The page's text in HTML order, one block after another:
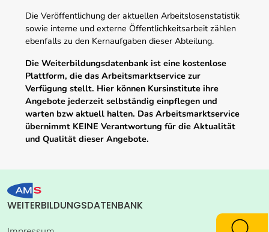
Die Veröffentlichung der aktuellen Arbeitslosenstatistik
sowie interne und externe Öffentlichkeitsarbeit zählen
ebenfalls zu den Kernaufgaben dieser Abteilung.
Die Weiterbildungsdatenbank ist eine kostenlose
Plattform, die das Arbeitsmarktservice zur
Verfügung stellt. Hier können Kursinstitute ihre
Angebote jederzeit selbständig einpflegen und
warten bzw aktuell halten. Das Arbeitsmarktservice
übernimmt KEINE Verantwortung für die Aktualität
und Qualität dieser Angebote.
WEITERBILDUNGSDATENBANK